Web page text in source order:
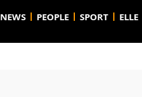
NEWS PEOPLE SPORT ELLE